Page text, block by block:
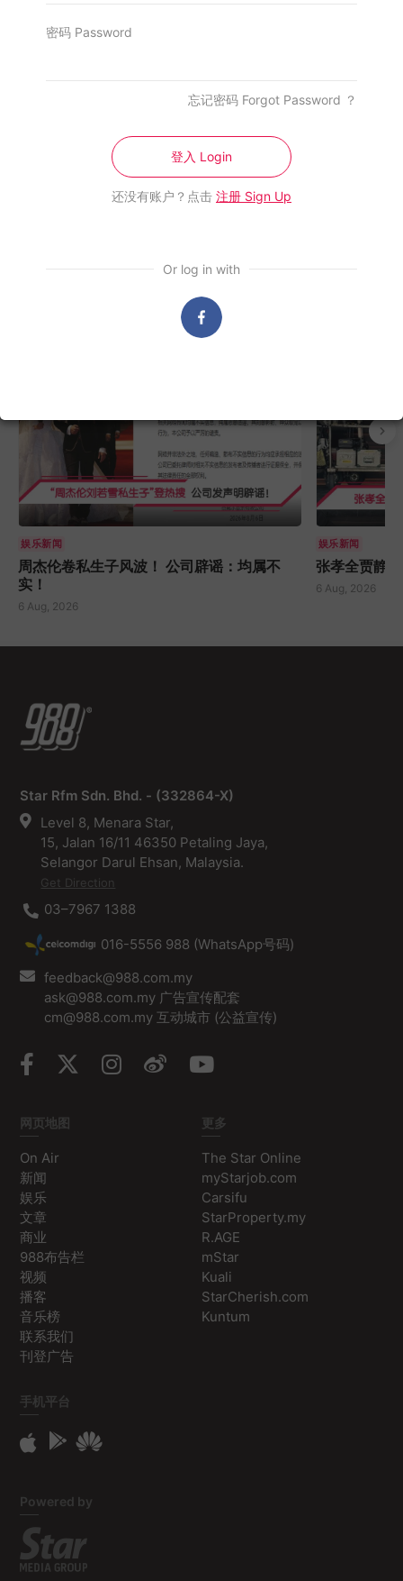
密码 Password
忘记密码 Forgot Password ？
登入 Login
还没有账户？点击 注册 Sign Up
Or log in with
缴千万罚款兼没收资产后撤控 律政署：
全球最佳街头美食城市出炉 KL美食夺全
小男孩许愿“学校永远放假” 首相安华亲
回童言童语暖爆网络
娱乐新闻
周杰伦卷私生子风波！ 公司辟谣：均属不
实！
6 Aug, 2026
娱乐新闻
张孝全贾静
6 Aug, 2026
Star Rfm Sdn. Bhd. - (332864-X)
Level 8, Menara Star,
15, Jalan 16/11 46350 Petaling Jaya,
Selangor Darul Ehsan, Malaysia.
Get Direction
03–7967 1388
016-5556 988 (WhatsApp号码)
feedback@988.com.my
ask@988.com.my 广告宣传配套
cm@988.com.my 互动城市 (公益宣传)
网页地图
On Air
新闻
娱乐
文章
商业
988布告栏
视频
播客
音乐榜
联系我们
刊登广告
更多
The Star Online
myStarjob.com
Carsifu
StarProperty.my
R.AGE
mStar
Kuali
StarCherish.com
Kuntum
手机平台
Powered by